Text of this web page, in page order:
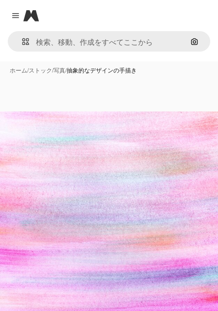
Close menu
Magnific
画像で
ホーム/ストック/写真/抽象的なデザインの手描き